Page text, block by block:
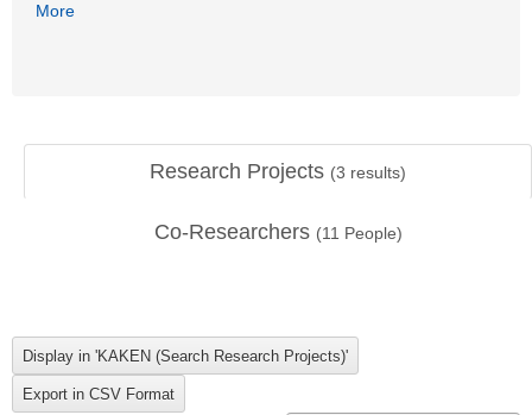
More
Research Projects (3 results)
Co-Researchers (11 People)